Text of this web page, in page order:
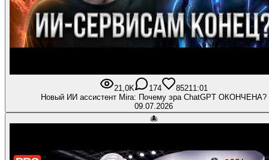
21,0K 174 85211:01
Новый ИИ ассистент Mira: Почему эра ChatGPT ОКОНЧЕНА?
09.07.2026
🐙